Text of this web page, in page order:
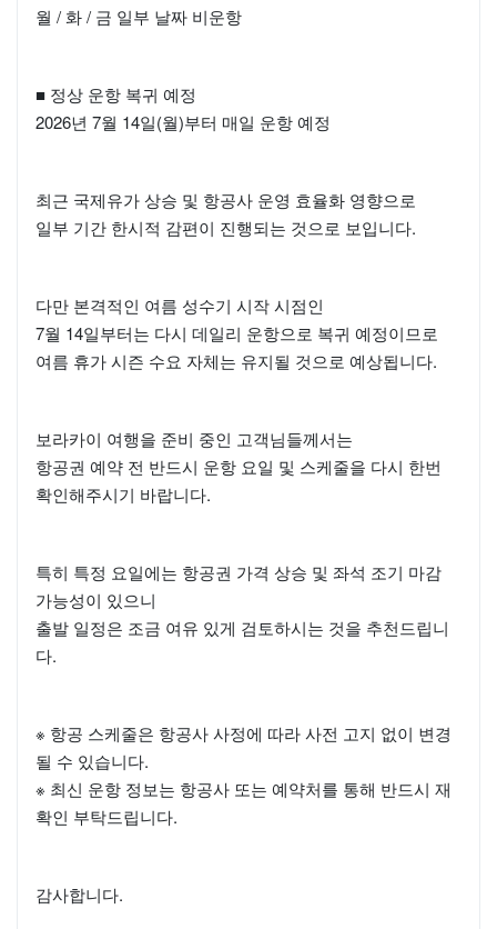
월 / 화 / 금 일부 날짜 비운항
■ 정상 운항 복귀 예정
2026년 7월 14일(월)부터 매일 운항 예정
최근 국제유가 상승 및 항공사 운영 효율화 영향으로
일부 기간 한시적 감편이 진행되는 것으로 보입니다.
다만 본격적인 여름 성수기 시작 시점인
7월 14일부터는 다시 데일리 운항으로 복귀 예정이므로
여름 휴가 시즌 수요 자체는 유지될 것으로 예상됩니다.
보라카이 여행을 준비 중인 고객님들께서는
항공권 예약 전 반드시 운항 요일 및 스케줄을 다시 한번
확인해주시기 바랍니다.
특히 특정 요일에는 항공권 가격 상승 및 좌석 조기 마감
가능성이 있으니
출발 일정은 조금 여유 있게 검토하시는 것을 추천드립니
다.
※ 항공 스케줄은 항공사 사정에 따라 사전 고지 없이 변경
될 수 있습니다.
※ 최신 운항 정보는 항공사 또는 예약처를 통해 반드시 재
확인 부탁드립니다.
감사합니다.